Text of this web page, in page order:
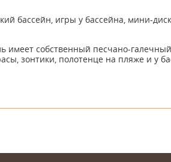
бассейн, игры у бассейна, мини-
имеет собственный песчано-
зонтики, полотенце на пляже и у